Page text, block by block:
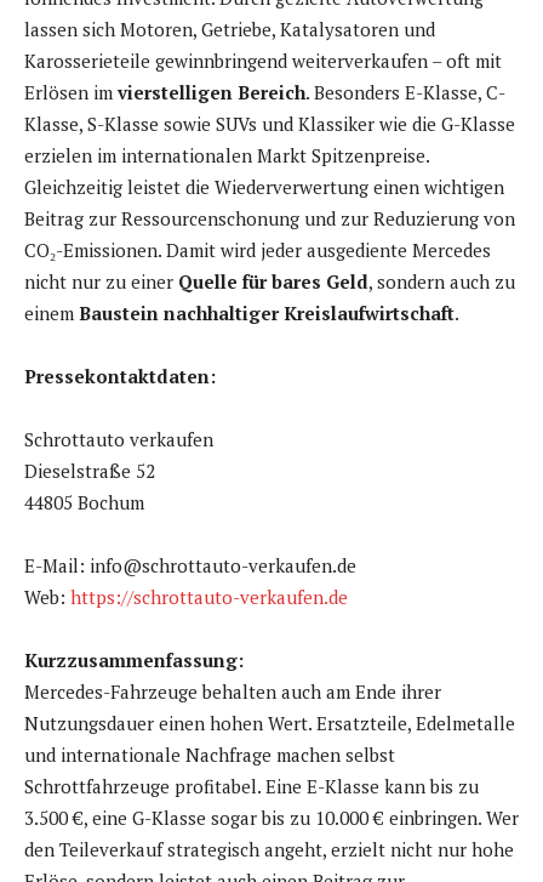
lassen sich Motoren, Getriebe, Katalysatoren und
Karosserieteile gewinnbringend weiterverkaufen – oft mit
Erlösen im vierstelligen Bereich. Besonders E-Klasse, C-
Klasse, S-Klasse sowie SUVs und Klassiker wie die G-Klasse
erzielen im internationalen Markt Spitzenpreise.
Gleichzeitig leistet die Wiederverwertung einen wichtigen
Beitrag zur Ressourcenschonung und zur Reduzierung von
CO₂-Emissionen. Damit wird jeder ausgediente Mercedes
nicht nur zu einer Quelle für bares Geld, sondern auch zu
einem Baustein nachhaltiger Kreislaufwirtschaft.
Pressekontaktdaten:
Schrottauto verkaufen
Dieselstraße 52
44805 Bochum
E-Mail: info@schrottauto-verkaufen.de
Web: https://schrottauto-verkaufen.de
Kurzzusammenfassung:
Mercedes-Fahrzeuge behalten auch am Ende ihrer
Nutzungsdauer einen hohen Wert. Ersatzteile, Edelmetalle
und internationale Nachfrage machen selbst
Schrottfahrzeuge profitabel. Eine E-Klasse kann bis zu
3.500 €, eine G-Klasse sogar bis zu 10.000 € einbringen. Wer
den Teileverkauf strategisch angeht, erzielt nicht nur hohe